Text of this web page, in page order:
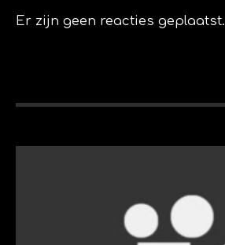
Er zijn geen reacties geplaatst.